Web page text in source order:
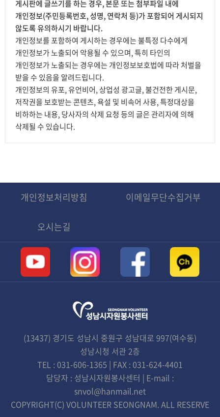
게시판에 글쓰기를 하는 경우, 본문 또는 첨부파일 내에
개인정보(주민등록번호, 성명, 연락처 등)가 포함되어 게시되지
않도록 유의하시기 바랍니다.
개인정보를 포함하여 게시하는 경우에는 불특정 다수에게
개인정보가 노출되어 악용될 수 있으며, 특히 타인의
개인정보가 노출되는 경우에는 개인정보보호법에 따라 처벌을
받을 수 있음을 알려드립니다.
개인정보의 유포, 유언비어, 상업성 광고글, 불건전한 게시문,
저작권을 보호받는 콘텐츠, 욕설 및 비속어 사용, 특정대상을
비하하는 내용, 당사자의 삭제 요청 등의 글은 관리자에 의해
삭제될 수 있습니다.
개인정보처리방침 이메일무단수집거부
오시는길
(13437) 경기도 성남시 중원구 성남대로 997(여수동)
성남시청 서관 2층
TEL : 031-606-1365 | FAX : 031-624-4401
담당자 : 성남시자원봉사센터 | E-mail :
snvol@hanmail.net
COPYRIGHT(C) VOLUNTEER SEONGNAM. ALL RESERVE